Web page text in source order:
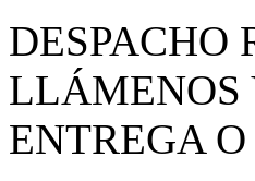
DESPACHO
LLÁMENOS
ENTREGA